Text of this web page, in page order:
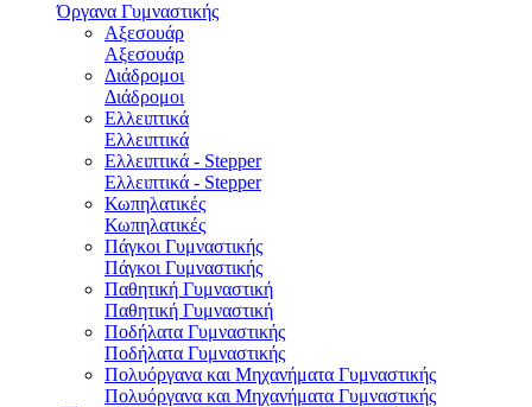
Όργανα Γυμναστικής
Αξεσουάρ
Αξεσουάρ
Διάδρομοι
Διάδρομοι
Ελλειπτικά
Ελλειπτικά
Ελλειπτικά - Stepper
Ελλειπτικά - Stepper
Κωπηλατικές
Κωπηλατικές
Πάγκοι Γυμναστικής
Πάγκοι Γυμναστικής
Παθητική Γυμναστική
Παθητική Γυμναστική
Ποδήλατα Γυμναστικής
Ποδήλατα Γυμναστικής
Πολυόργανα και Μηχανήματα Γυμναστικής
Πολυόργανα και Μηχανήματα Γυμναστικής